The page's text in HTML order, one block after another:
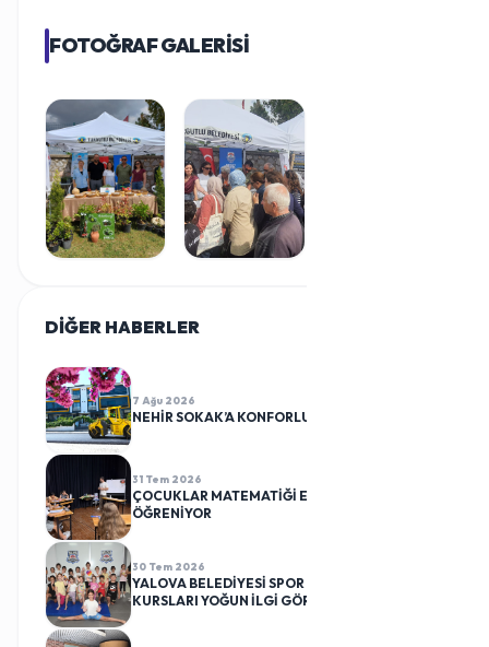
FOTOĞRAF GALERİSİ
DİĞER HABERLER
7 Ağu 2026
NEHİR SOKAK’A KONFORLU DOKUNUŞ
31 Tem 2026
ÇOCUKLAR MATEMATİĞİ EĞLENEREK
ÖĞRENİYOR
30 Tem 2026
YALOVA BELEDİYESİ SPOR KULÜBÜ CİMNASTİK
KURSLARI YOĞUN İLGİ GÖRÜYOR